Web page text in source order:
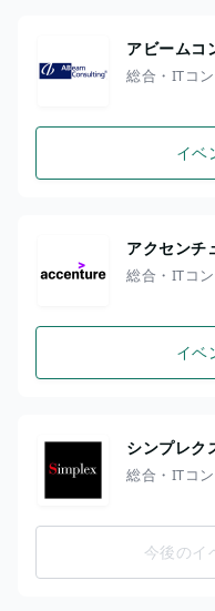
アビームコ
総合・ITコ
イベ
アクセンチ
総合・ITコ
イベ
シンプレク
総合・ITコ
今後のイ